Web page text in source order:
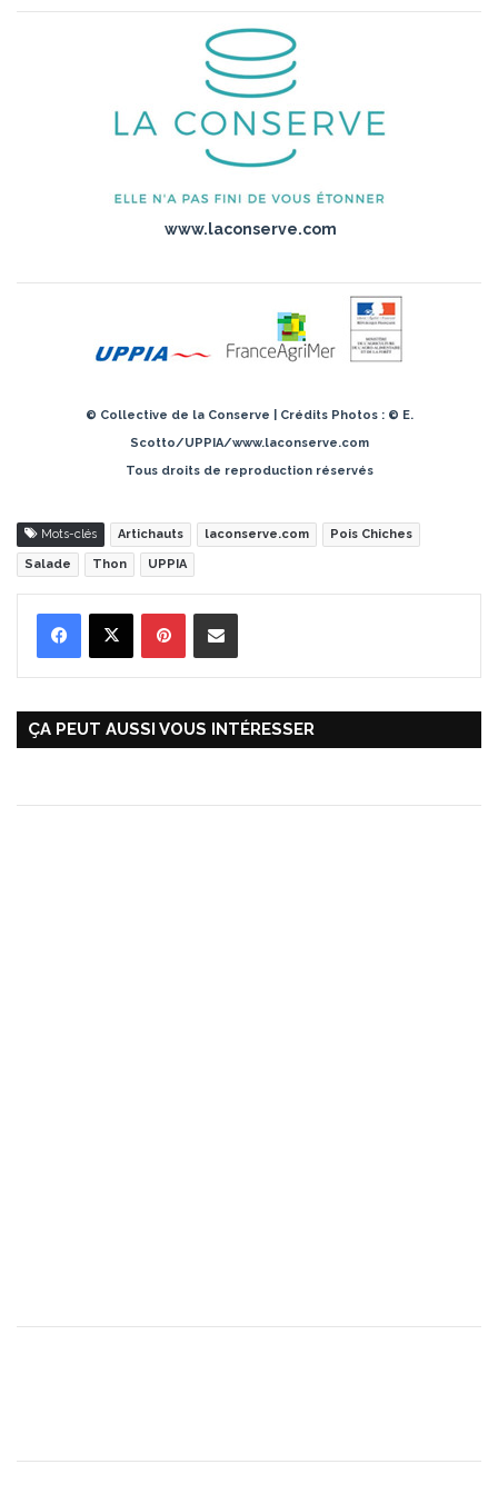
www.laconserve.com
© Collective de la Conserve | Crédits Photos : © E.
Scotto/UPPIA/www.laconserve.com
Tous droits de reproduction réservés
Mots-clés Artichauts laconserve.com Pois Chiches
Salade Thon UPPIA
ÇA PEUT AUSSI VOUS INTÉRESSER